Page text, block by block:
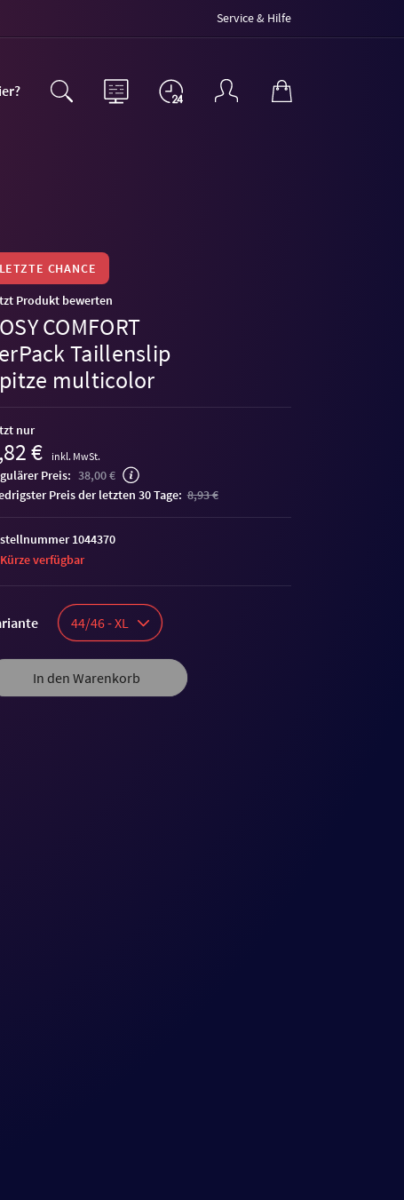
Service & Hilfe
LETZTE CHANCE
Produkt bewerten
COMFORT
Taillenslip
multicolor
nur
€ inkl. MwSt.
Preis: 38,00 €
Preis der letzten 30 Tage: 8,93 €
44/46 - XL
In den Warenkorb
1044370
verfügbar